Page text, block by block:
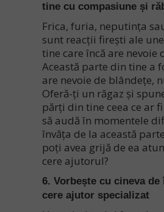
tine cu compasiune și
Frica, furia, neputința
sunt reacții firești ale
tine care încă are nevoie
Această parte din tine a
are nevoie de blândețe,
Oferă-ți un răgaz și
părți din tine ceea ce ar
să audă în momentele
învăța de la această
poți avea grijă de ea
cere ajutorul?
6. Vorbește cu cineva de
cere ajutor specializat